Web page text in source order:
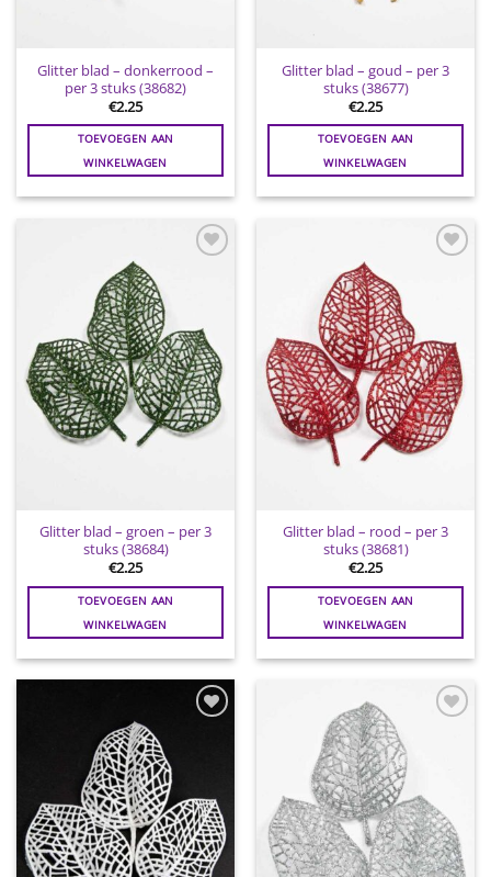
Glitter blad – donkerrood –
per 3 stuks (38682)
€2.25
TOEVOEGEN AAN
WINKELWAGEN
Glitter blad – goud – per 3
stuks (38677)
€2.25
TOEVOEGEN AAN
WINKELWAGEN
Glitter blad – groen – per 3
stuks (38684)
€2.25
TOEVOEGEN AAN
WINKELWAGEN
Glitter blad – rood – per 3
stuks (38681)
€2.25
TOEVOEGEN AAN
WINKELWAGEN
wenslijst